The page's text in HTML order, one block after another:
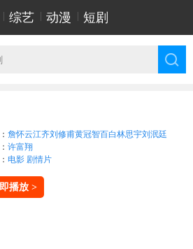
综艺 动漫 短剧
詹怀云江齐刘修甫黄冠智百白林思宇刘泯廷
许富翔
电影 剧情片
播放 >